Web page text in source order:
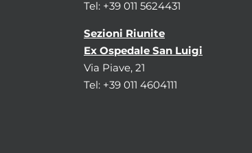
Tel: +39 011 5624431
Sezioni Riunite
Ex Ospedale San Luigi
Via Piave, 21
Tel: +39 011 4604111